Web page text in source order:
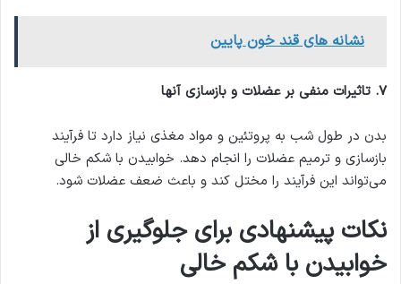
نشانه های قند خون پایین
7
. تاثیرات منفی بر عضلات و بازسازی آنها
بدن در طول شب به پروتئین و مواد مغذی نیاز دارد تا فرآیند
بازسازی و ترمیم عضلات را انجام دهد. خوابیدن با شکم خالی
می‌تواند این فرآیند را مختل کند و باعث ضعف عضلات شود.
نکات پیشنهادی برای جلوگیری از
خوابیدن با شکم خالی